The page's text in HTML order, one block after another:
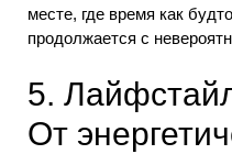
месте, где время как
продолжается с
5.
От